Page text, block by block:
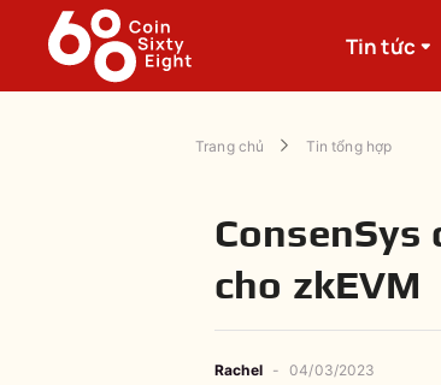
Tin tức
Trang chủ Tin tổng hợp
cho zkEVM
Rachel - 04/03/2023